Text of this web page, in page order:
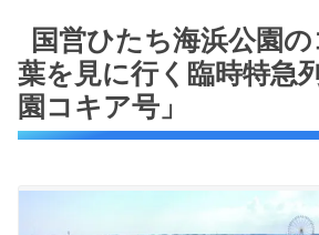
国営ひたち海浜公園
葉を見に行く臨時特急
園コキア号」